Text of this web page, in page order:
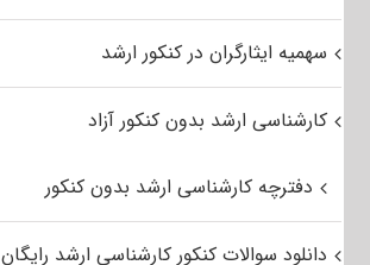
سهمیه ایثارگران در کنکور ارشد
کارشناسی ارشد بدون کنکور آزاد
دفترچه کارشناسی ارشد بدون کنکور
دانلود سوالات کنکور کارشناسی ارشد رایگان